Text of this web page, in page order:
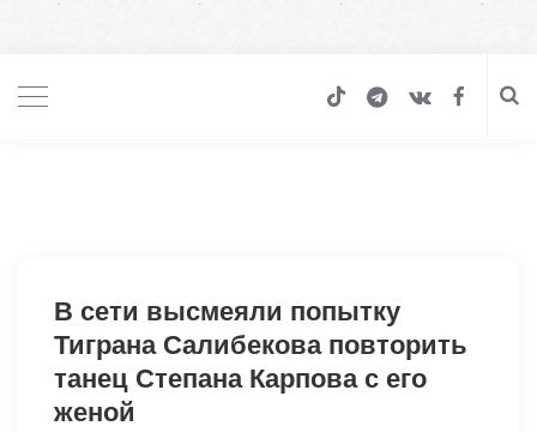
В сети высмеяли попытку
Тиграна Салибекова повторить
танец Степана Карпова с его
женой